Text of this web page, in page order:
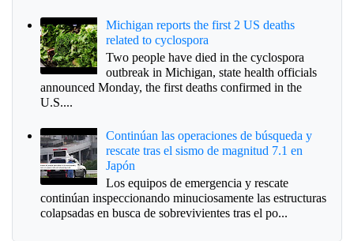
Michigan reports the first 2 US deaths
related to cyclospora
Two people have died in the cyclospora
outbreak in Michigan, state health officials
announced Monday, the first deaths confirmed in the
U.S....
Continúan las operaciones de búsqueda y
rescate tras el sismo de magnitud 7.1 en
Japón
Los equipos de emergencia y rescate
continúan inspeccionando minuciosamente las estructuras
colapsadas en busca de sobrevivientes tras el po...